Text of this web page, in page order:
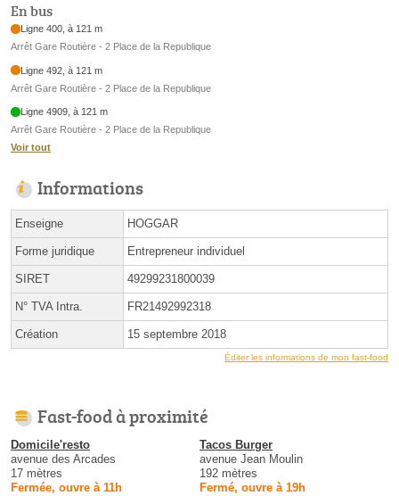
En bus
Ligne 400, à 121 m
Arrêt Gare Routière - 2 Place de la Republique
Ligne 492, à 121 m
Arrêt Gare Routière - 2 Place de la Republique
Ligne 4909, à 121 m
Arrêt Gare Routière - 2 Place de la Republique
Voir tout
Informations
Enseigne HOGGAR
Forme juridique Entrepreneur individuel
SIRET 49299231800039
N° TVA Intra. FR21492992318
Création 15 septembre 2018
Éditer les informations de mon fast-food
Fast-food à proximité
Domicile'resto
avenue des Arcades
17 mètres
Fermée, ouvre à 11h
Tacos Burger
avenue Jean Moulin
192 mètres
Fermé, ouvre à 19h